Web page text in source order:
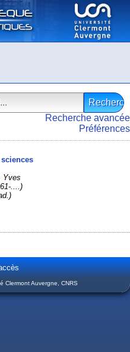
Recherche avancée
Préférences
, Yves
....)
Clermont Auvergne, CNRS